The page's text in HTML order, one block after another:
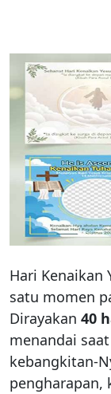
Hari Kenaikan
satu momen
Dirayakan 40
menandai
kebangkitan-
pengharapan,